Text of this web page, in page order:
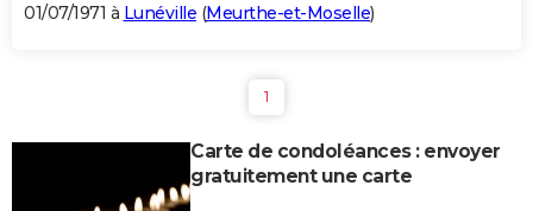
01/07/1971 à Lunéville (Meurthe-et-Moselle)
1
Carte de condoléances : envoyer
gratuitement une carte